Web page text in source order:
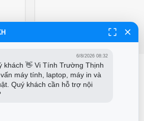
MÀN HÌNH LAPTOP DELL
Màn Hình Laptop DELL
E4200/E4300/E4310 – Thay
Tại Cửa Hàng Giá Rẻ TPHCM
6/8/2026 08:32
khách 👋 Vi Tính Trường Thịnh
máy tính, laptop, máy in và
Quý khách cần hỗ trợ nội